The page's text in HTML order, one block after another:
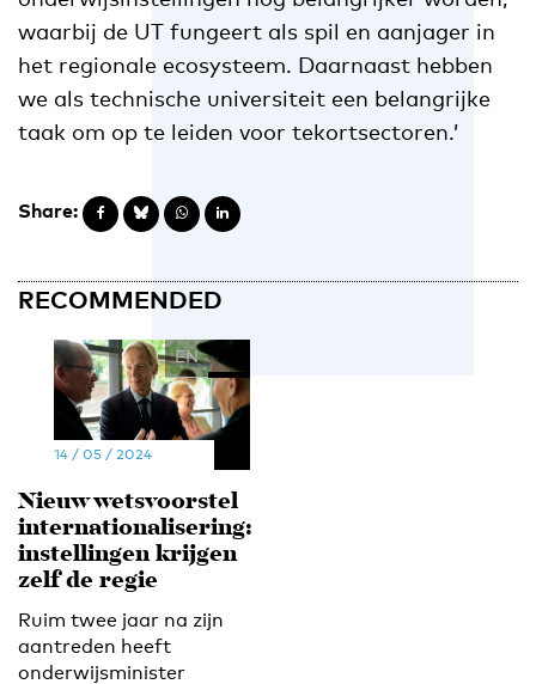
waarbij de UT fungeert als spil en aanjager in
het regionale ecosysteem. Daarnaast hebben
we als technische universiteit een belangrijke
taak om op te leiden voor tekortsectoren.’
Share:
RECOMMENDED
EN
14 / 05 / 2024
Nieuw wetsvoorstel
internationalisering:
instellingen krijgen
zelf de regie
Ruim twee jaar na zijn
aantreden heeft
onderwijsminister